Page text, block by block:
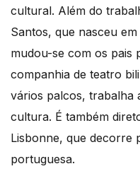
cultural. Além do
Santos, que nasceu
mudou-se com os pais
companhia de teatro
vários palcos, trabalha
cultura. É também
Lisbonne, que decorre
portuguesa.